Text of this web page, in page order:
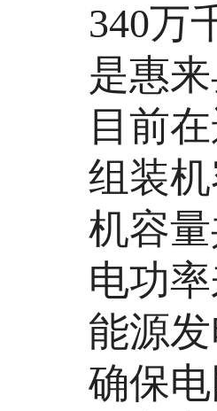
340万
是惠
目前
组装
机容
电功
能源
确保